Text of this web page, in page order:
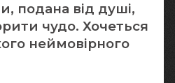
подана від душі,
чудо. Хочеться
неймовірного